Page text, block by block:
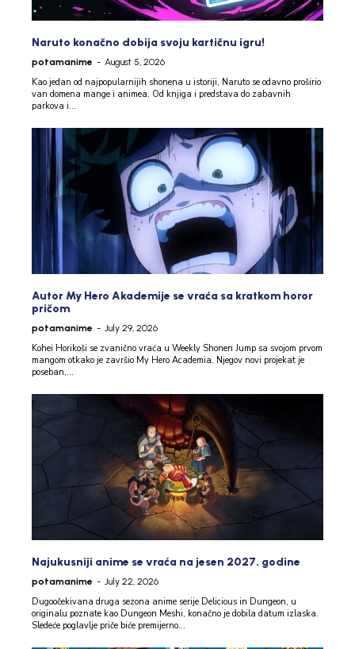
Naruto konačno dobija svoju kartičnu igru!
potamanime - August 5, 2026
Kao jedan od najpopularnijih shonena u istoriji, Naruto se odavno proširio
van domena mange i animea. Od knjiga i predstava do zabavnih
parkova i...
Autor My Hero Akademije se vraća sa kratkom horor
pričom
potamanime - July 29, 2026
Kohei Horikoši se zvanično vraća u Weekly Shonen Jump sa svojom prvom
mangom otkako je završio My Hero Academia. Njegov novi projekat je
poseban,...
Najukusniji anime se vraća na jesen 2027. godine
potamanime - July 22, 2026
Dugoočekivana druga sezona anime serije Delicious in Dungeon, u
originalu poznate kao Dungeon Meshi, konačno je dobila datum izlaska.
Sledeće poglavlje priče biće premijerno...